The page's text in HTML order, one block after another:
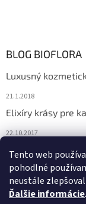
Tento web
pohodlné
neustále
Ďalšie informácie.
BLOG BIOFLORA
Luxusný
21.1.2018
Elixíry krásy pre
22.10.2017
Spoznajte
10.10.2017